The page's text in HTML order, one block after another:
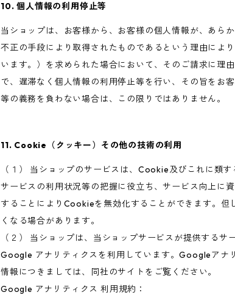
10. 個人情報の利用停止等
当ショップは、お客様から、お客様の個人情報が、あら
不正の手段により取得されたものであるという理由によ
います。）を求められた場合において、そのご請求に理
で、遅滞なく個人情報の利用停止等を行い、その旨をお
等の義務を負わない場合は、この限りではありません。
11. Cookie（クッキー）その他の技術の利用
（１） 当ショップのサービスは、Cookie及びこれに類
サービスの利用状況等の把握に役立ち、サービス向上に
することによりCookieを無効化することができます。
くなる場合があります。
（２） 当ショップは、当ショップサービスが提供する
Google アナリティクスを利用しています。Googleアナ
情報につきましては、同社のサイトをご覧ください。
Google アナリティクス 利用規約：